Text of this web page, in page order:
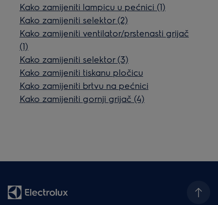
Kako zamijeniti lampicu u pećnici (1)
Kako zamijeniti selektor (2)
Kako zamijeniti ventilator/prstenasti grijač
(1)
Kako zamijeniti selektor (3)
Kako zamijeniti tiskanu pločicu
Kako zamijeniti brtvu na pećnici
Kako zamijeniti gornji grijač (4)